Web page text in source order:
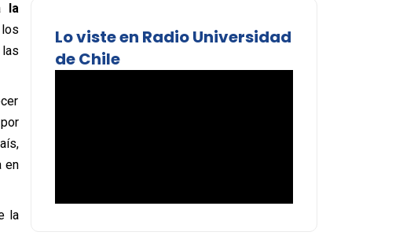
la
en
la
Lo viste en Radio Universidad
de Chile